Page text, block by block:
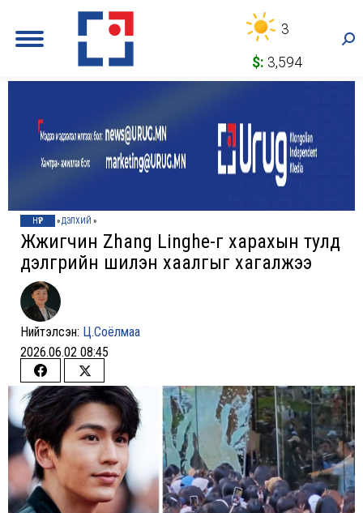
3
$: 3,594
НҮҮР »ДЭЛХИЙ »
Жүжигчин Zhang Linghe-г харахын тулд
дэлгүүрийн шилэн хаалгыг хагалжээ
Нийтэлсэн: Ц.Соёлмаа
2026.06.02 08:45
Share
on
Facebook
Share
on
Twitter